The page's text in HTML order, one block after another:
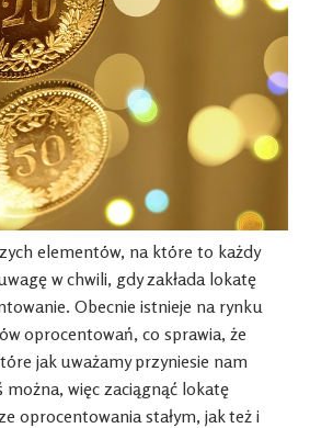
elementów, na które to każdy
w chwili, gdy zakłada lokatę
Obecnie istnieje na rynku
oprocentowań, co sprawia, że
jak uważamy przyniesie nam
można, więc zaciągnąć lokatę
oprocentowania stałym, jak też i